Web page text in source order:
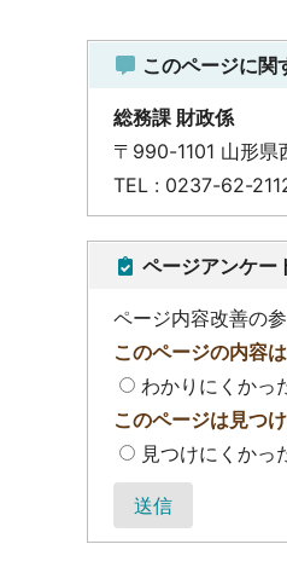
このページに関
総務課 財政係
〒990-1101 山形
TEL : 0237-62-
ページアンケー
ページ内容改善の
このページの内容
わかりにくかっ
このページは見つ
見つけにくかっ
送信